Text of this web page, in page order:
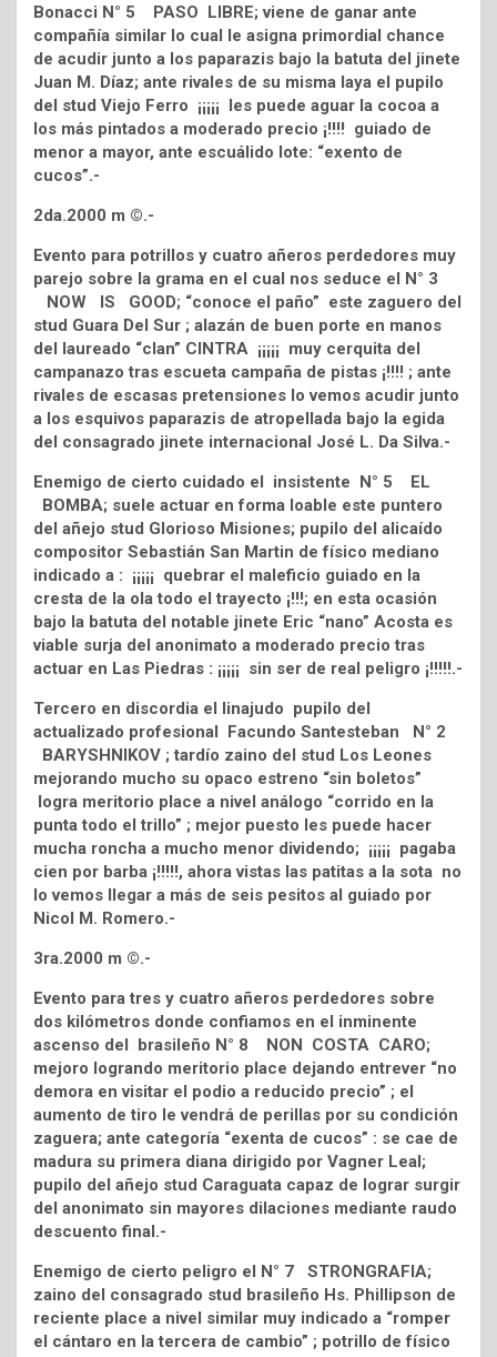
Bonacci N° 5 PASO LIBRE; viene de ganar ante
compañía similar lo cual le asigna primordial chance
de acudir junto a los paparazis bajo la batuta del jinete
Juan M. Díaz; ante rivales de su misma laya el pupilo
del stud Viejo Ferro ¡¡¡¡¡ les puede aguar la cocoa a
los más pintados a moderado precio ¡!!!! guiado de
menor a mayor, ante escuálido lote: “exento de
cucos”.-
2da.2000 m ©.-
Evento para potrillos y cuatro añeros perdedores muy
parejo sobre la grama en el cual nos seduce el N° 3
NOW IS GOOD; “conoce el paño” este zaguero del
stud Guara Del Sur ; alazán de buen porte en manos
del laureado “clan” CINTRA ¡¡¡¡¡ muy cerquita del
campanazo tras escueta campaña de pistas ¡!!!! ; ante
rivales de escasas pretensiones lo vemos acudir junto
a los esquivos paparazis de atropellada bajo la egida
del consagrado jinete internacional José L. Da Silva.-
Enemigo de cierto cuidado el insistente N° 5 EL
BOMBA; suele actuar en forma loable este puntero
del añejo stud Glorioso Misiones; pupilo del alicaído
compositor Sebastián San Martin de físico mediano
indicado a : ¡¡¡¡¡ quebrar el maleficio guiado en la
cresta de la ola todo el trayecto ¡!!!; en esta ocasión
bajo la batuta del notable jinete Eric “nano” Acosta es
viable surja del anonimato a moderado precio tras
actuar en Las Piedras : ¡¡¡¡¡ sin ser de real peligro ¡!!!!!.-
Tercero en discordia el linajudo pupilo del
actualizado profesional Facundo Santesteban N° 2
BARYSHNIKOV ; tardío zaino del stud Los Leones
mejorando mucho su opaco estreno “sin boletos”
logra meritorio place a nivel análogo “corrido en la
punta todo el trillo” ; mejor puesto les puede hacer
mucha roncha a mucho menor dividendo; ¡¡¡¡¡ pagaba
cien por barba ¡!!!!!, ahora vistas las patitas a la sota no
lo vemos llegar a más de seis pesitos al guiado por
Nicol M. Romero.-
3ra.2000 m ©.-
Evento para tres y cuatro añeros perdedores sobre
dos kilómetros donde confiamos en el inminente
ascenso del brasileño N° 8 NON COSTA CARO;
mejoro logrando meritorio place dejando entrever “no
demora en visitar el podio a reducido precio” ; el
aumento de tiro le vendrá de perillas por su condición
zaguera; ante categoría “exenta de cucos” : se cae de
madura su primera diana dirigido por Vagner Leal;
pupilo del añejo stud Caraguata capaz de lograr surgir
del anonimato sin mayores dilaciones mediante raudo
descuento final.-
Enemigo de cierto peligro el N° 7 STRONGRAFIA;
zaino del consagrado stud brasileño Hs. Phillipson de
reciente place a nivel similar muy indicado a “romper
el cántaro en la tercera de cambio” ; potrillo de físico